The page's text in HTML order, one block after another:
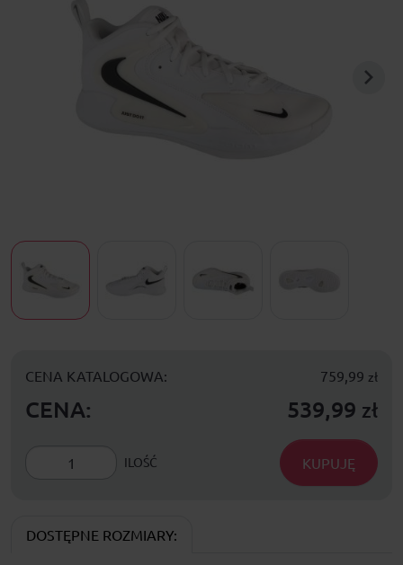
CENA KATALOGOWA: 759,99 zł
CENA: 539,99 zł
ILOŚĆ KUPUJĘ
DOSTĘPNE ROZMIARY: